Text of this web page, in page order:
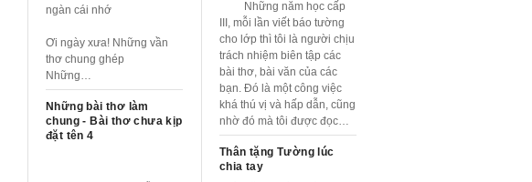
ngàn cái nhớ
Ơi ngày xưa! Những vần
thơ chung ghép
Những…
Những bài thơ làm
chung - Bài thơ chưa kịp
đặt tên 4
Những năm học cấp
III, mỗi lần viết báo tường
cho lớp thì tôi là người chịu
trách nhiệm biên tập các
bài thơ, bài văn của các
bạn. Đó là một công việc
khá thú vị và hấp dẫn, cũng
nhờ đó mà tôi được đọc…
Thân tặng Tường lúc
chia tay